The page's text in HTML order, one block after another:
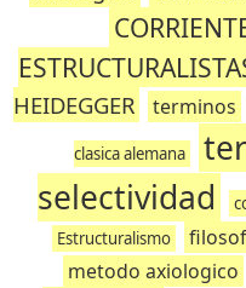
HEIDEGGER
terminos
clasica alemana
selectividad
Estructuralismo
metodo axiologico